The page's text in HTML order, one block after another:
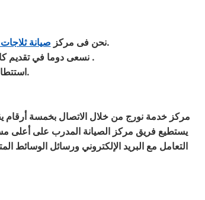
نحن فى مركز صيانة
العبور ، نوفر الاحتياجات والمكونات اللازمة لعمل صيانة ثلاجات نورج المنزلية حيث تحظي بكامل اهتمامنا من فنيين ومهندسين.
نسعى دوما في تقديم كافة الامكانيات لعمل صيانة بأفضل الطرق الممكنة من خلال مركز صيانة نورج بالعبور كي تتوافق مع اعلي معايير الامان و الجودة .
استتطاعت شركة نورج ان تضيف فى ثلاجاتها الجودة الواضحة هى ايضا تمتاز بموديلاتها حيث تمتاز بالانسيابية والرفاهية.
مركز خدمة نورج من خلال الاتصال بخمسة أرقام
التعامل مع البريد الإلكتروني ورسائل الوسائط